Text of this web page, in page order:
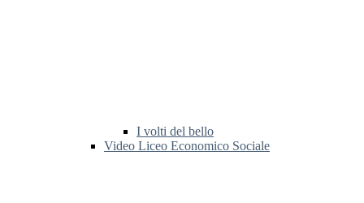
I volti del bello
Video Liceo Economico Sociale